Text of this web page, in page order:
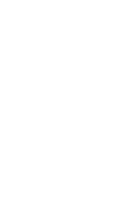
из
в
с
калия в
его
-